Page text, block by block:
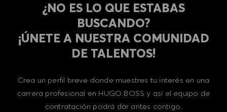
¿NO ES LO QUE ESTABAS
BUSCANDO?
​​​​​​​¡ÚNETE A NUESTRA COMUNIDAD
DE TALENTOS!
Crea un perfil breve donde muestres tu interés en una
carrera profesional en HUGO BOSS y así el equipo de
contratación podrá dar antes contigo.